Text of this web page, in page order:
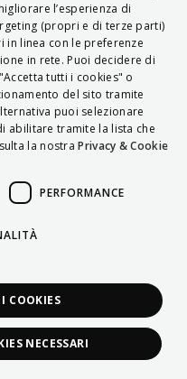
ENGLISH
FRENCH
HUNGARIAN
DEUTSCH
POLSKI
PORTUGUÊS
l’esperienza di
(propri e di terze parti)
in linea con le preferenze
in rete. Puoi decidere di
tutti i cookies" o
del sito tramite
puoi selezionare
abilitare tramite la lista che
la nostra Privacy & Cookie
PERFORMANCE
COOKIES
NECESSARI